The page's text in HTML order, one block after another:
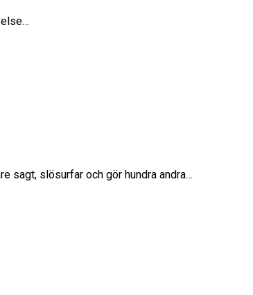
sagt, slösurfar och gör hundra andra…